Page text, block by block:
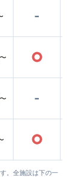
-
○
-
○
。全施設は下の一